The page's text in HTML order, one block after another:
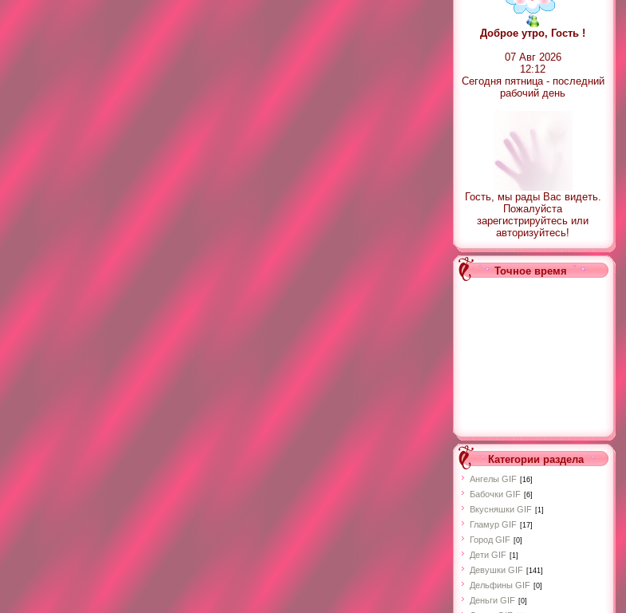
Доброе утро, Гость !
07 Авг 2026
12:12
Сегодня пятница - последний
рабочий день
Гость, мы рады Вас видеть.
Пожалуйста
зарегистрируйтесь или
авторизуйтесь!
Точное время
Категории раздела
Ангелы GIF [16]
Бабочки GIF [6]
Вкусняшки GIF [1]
Гламур GIF [17]
Город GIF [0]
Дети GIF [1]
Девушки GIF [141]
Дельфины GIF [0]
Деньги GIF [0]